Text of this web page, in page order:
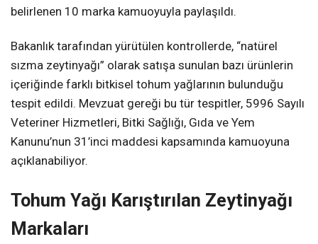
belirlenen 10 marka kamuoyuyla paylaşıldı.
Bakanlık tarafından yürütülen kontrollerde, “natürel
sızma zeytinyağı” olarak satışa sunulan bazı ürünlerin
içeriğinde farklı bitkisel tohum yağlarının bulunduğu
tespit edildi. Mevzuat gereği bu tür tespitler, 5996 Sayılı
Veteriner Hizmetleri, Bitki Sağlığı, Gıda ve Yem
Kanunu’nun 31’inci maddesi kapsamında kamuoyuna
açıklanabiliyor.
Tohum Yağı Karıştırılan Zeytinyağı
Markaları